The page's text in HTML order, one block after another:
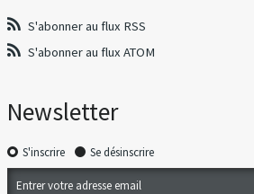
S'abonner au flux RSS
S'abonner au flux ATOM
Newsletter
S'inscrire Se désinscrire